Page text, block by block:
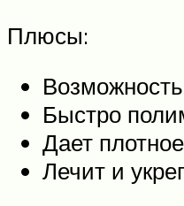
Плюсы:
Быстро
Дает
Лечит и